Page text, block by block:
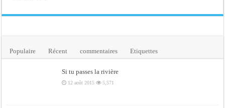
Populaire Récent commentaires Etiquettes
Si tu passes la rivière
12 août 2015 5,571